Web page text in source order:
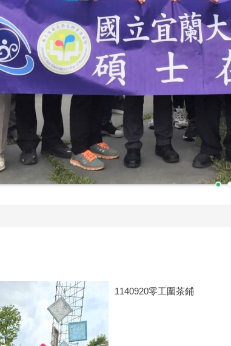
1140920零工圍茶鋪